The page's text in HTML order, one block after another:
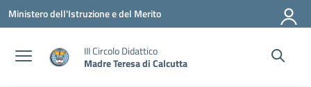
Vai ai contenuti
Vai al menu di navigazione
Vai al footer
Ministero dell'Istruzione e del Merito
III Circolo Didattico
Madre Teresa di Calcutta